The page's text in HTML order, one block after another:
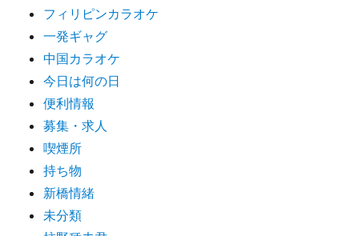
フィリピンカラオケ
一発ギャグ
中国カラオケ
今日は何の日
便利情報
募集・求人
喫煙所
持ち物
新橋情緒
未分類